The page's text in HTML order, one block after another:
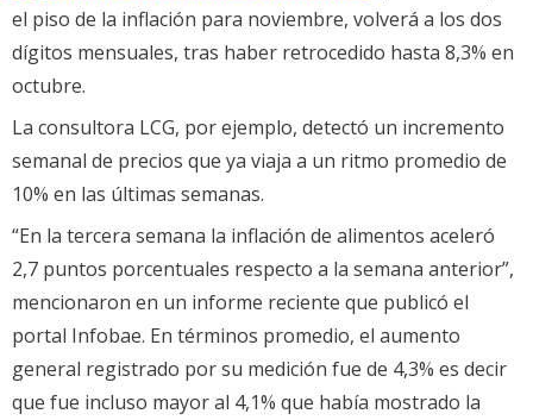
el piso de la inflación para noviembre, volverá a los dos
dígitos mensuales, tras haber retrocedido hasta 8,3% en
octubre.
La consultora LCG, por ejemplo, detectó un incremento
semanal de precios que ya viaja a un ritmo promedio de
10% en las últimas semanas.
“En la tercera semana la inflación de alimentos aceleró
2,7 puntos porcentuales respecto a la semana anterior”,
mencionaron en un informe reciente que publicó el
portal Infobae. En términos promedio, el aumento
general registrado por su medición fue de 4,3% es decir
que fue incluso mayor al 4,1% que había mostrado la